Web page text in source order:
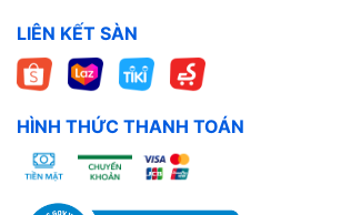
LIÊN KẾT SÀN
HÌNH THỨC THANH TOÁN